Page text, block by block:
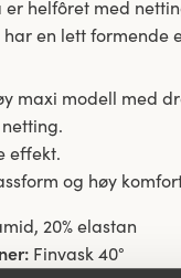
er helfôret med
en lett formende
maxi modell med
effekt.
og høy
20% elastan
Finvask 40°